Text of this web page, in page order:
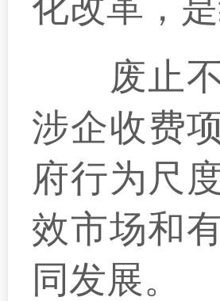
废止不
涉企收费
府行为尺
效市场和
同发展。